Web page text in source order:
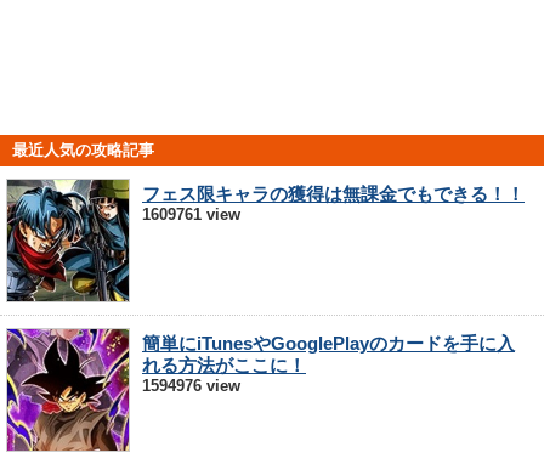
最近人気の攻略記事
フェス限キャラの獲得は無課金でもできる！！
1609761 view
簡単にiTunesやGooglePlayのカードを手に入
れる方法がここに！
1594976 view